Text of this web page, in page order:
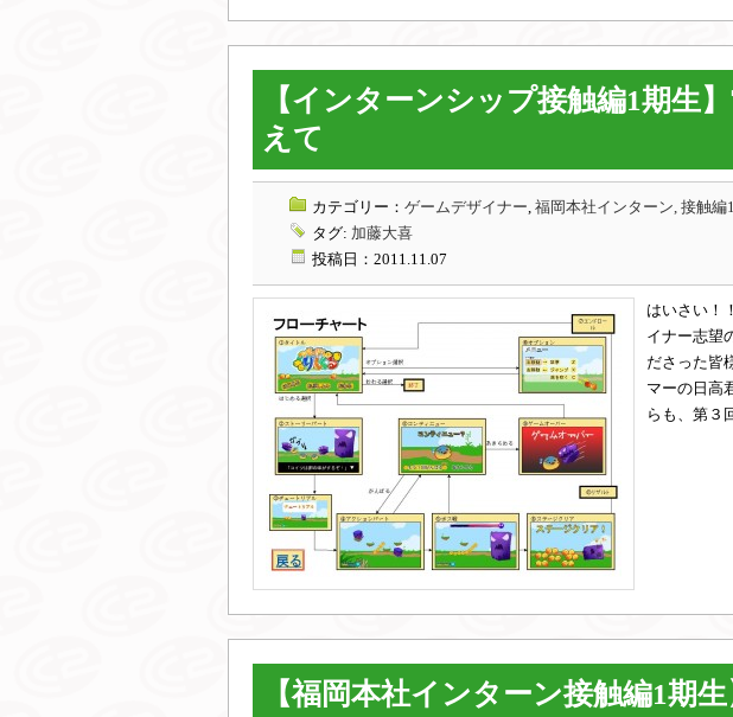
【インターンシップ接触編1期生
えて
カテゴリー： ゲームデザイナー, 福岡本社インターン, 接触編
タグ: 加藤大喜
投稿日：2011.11.07
はいさい！
イナー志望
ださった皆
マーの日高
らも、第３
【福岡本社インターン接触編1期